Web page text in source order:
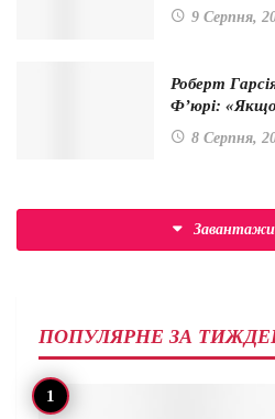
9 Серпня,
Роберт
Ф’юрі:
8 Серпня,
ПОПУЛЯРНЕ ЗА